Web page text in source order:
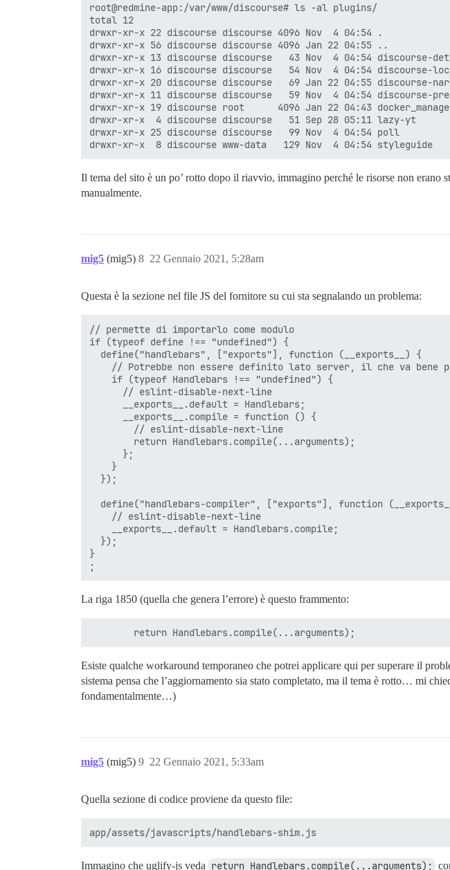
root@redmine-app:/var/www/discourse# ls -al plugins/
total 12
drwxr-xr-x 22 discourse discourse 4096 Nov  4 04:54 .
drwxr-xr-x 56 discourse discourse 4096 Jan 22 04:55 ..
drwxr-xr-x 13 discourse discourse   43 Nov  4 04:54 discourse-
drwxr-xr-x 16 discourse discourse   54 Nov  4 04:54 discourse-
drwxr-xr-x 20 discourse discourse   69 Jan 22 04:55 discourse-
drwxr-xr-x 11 discourse discourse   59 Nov  4 04:54 discourse-
drwxr-xr-x 19 discourse root      4096 Jan 22 04:43
drwxr-xr-x  4 discourse discourse   51 Sep 28 05:11 lazy-yt
drwxr-xr-x 25 discourse discourse   99 Nov  4 04:54 poll
Il tema del sito è un po’ rotto dopo il riavvio, immagino perché le risorse non
manualmente.
mig5 (mig5) 22 Gennaio 2021, 5:28am
8
Questa è la sezione nel file JS del fornitore su cui sta segnalando un problema:
// permette di importarlo come modulo
if (typeof define !== "undefined") {
  define("handlebars", ["exports"], function (__exports__) {
// Potrebbe non essere definito lato server, il che va bene
    if (typeof Handlebars !== "undefined") {
      // eslint-disable-next-line
      __exports__.default = Handlebars;
      __exports__.compile = function () {
        // eslint-disable-next-line
        return Handlebars.compile(...arguments);
      };
    }
  });
define("handlebars-compiler", ["exports"], function
    // eslint-disable-next-line
    __exports__.default = Handlebars.compile;
  });
}
La riga 1850 (quella che genera l’errore) è questo frammento:
Esiste qualche workaround temporaneo che potrei applicare qui per superare il
sistema pensa che l’aggiornamento sia stato completato, ma il tema è rotto… mi
fondamentalmente…)
mig5 (mig5) 22 Gennaio 2021, 5:33am
9
Quella sezione di codice proviene da questo file:
Immagino che uglify-js veda return Handlebars.compile(...arguments);